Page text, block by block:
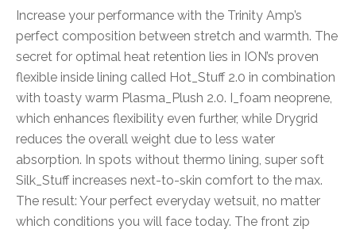
Increase your performance with the Trinity Amp’s
perfect composition between stretch and warmth. The
secret for optimal heat retention lies in ION’s proven
flexible inside lining called Hot_Stuff 2.0 in combination
with toasty warm Plasma_Plush 2.0. I_foam neoprene,
which enhances flexibility even further, while Drygrid
reduces the overall weight due to less water
absorption. In spots without thermo lining, super soft
Silk_Stuff increases next-to-skin comfort to the max.
The result: Your perfect everyday wetsuit, no matter
which conditions you will face today. The front zip